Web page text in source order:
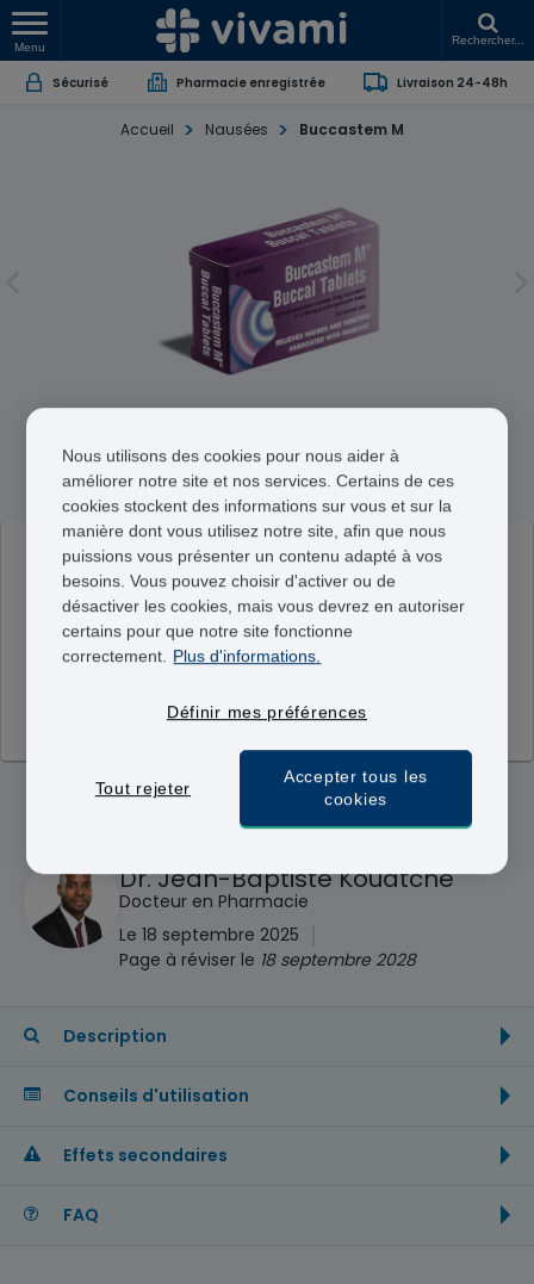
Menu
Rechercher...
Sécurisé Pharmacie enregistrée Livraison 24-48h
Accueil Nausées Buccastem M
Buccastem M
Prochlorperazine Maleate
REMARQUE IMPORTANTE:Ce traitement n'est pas
disponible auprès de notre pharmacie. Cette page est
uniquement à titre informatif. Si vous avez développé
l'un des symptômes liés à la/les maladie(s) que le
Dr. Jean-Baptiste Kouatche
Docteur en Pharmacie
Le 18 septembre 2025
Page à réviser le 18 septembre 2028
Description
Conseils d'utilisation
Effets secondaires
FAQ
Nous utilisons des cookies pour nous aider à
améliorer notre site et nos services. Certains de ces
cookies stockent des informations sur vous et sur la
manière dont vous utilisez notre site, afin que nous
puissions vous présenter un contenu adapté à vos
besoins. Vous pouvez choisir d'activer ou de
désactiver les cookies, mais vous devrez en autoriser
certains pour que notre site fonctionne
correctement. Plus d'informations.
Définir mes préférences
Tout rejeter
Accepter tous les
cookies